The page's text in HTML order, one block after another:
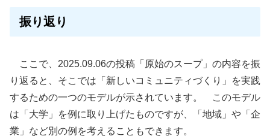
振り返り
ここで、2025.09.06の投稿「原始のスープ」の内容を振
り返ると、そこでは「新しいコミュニティづくり」を実践
するための一つのモデルが示されています。 このモデル
は「大学」を例に取り上げたものですが、「地域」や「企
業」など別の例を考えることもできます。